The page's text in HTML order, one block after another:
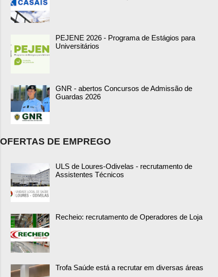
PEJENE 2026 - Programa de Estágios para
Universitários
GNR - abertos Concursos de Admissão de
Guardas 2026
OFERTAS DE EMPREGO
ULS de Loures-Odivelas - recrutamento de
Assistentes Técnicos
Recheio: recrutamento de Operadores de Loja
Trofa Saúde está a recrutar em diversas áreas